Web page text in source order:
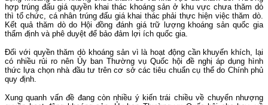
hợp trúng đấu giá quyền khai thác khoáng sản ở khu vực chưa thăm dò
thì tổ chức, cá nhân trúng đấu giá khai thác phải thực hiện việc thăm dò.
Kết quả thăm dò do Hội đồng đánh giá trữ lượng khoáng sản quốc gia
thẩm định và phê duyệt để bảo đảm lợi ích quốc gia.
Đối với quyền thăm dò khoáng sản vì là hoạt động cần khuyến khích, lại
có nhiều rủi ro nên Ủy ban Thường vụ Quốc hội đề nghị áp dụng hình
thức lựa chọn nhà đầu tư trên cơ sở các tiêu chuẩn cụ thể do Chính phủ
quy định.
Xung quanh vấn đề đang còn nhiều ý kiến trái chiều về chuyển nhượng